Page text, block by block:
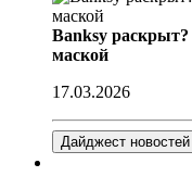
Banksy раскрыт?
маской
17.03.2026
Дайджест новостей